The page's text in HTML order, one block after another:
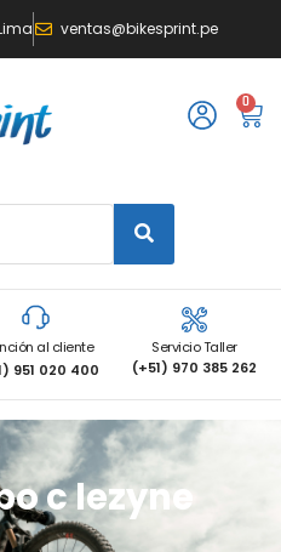
ventas@bikesprint.pe
0
al cliente
951 020 400
Servicio Taller
(+51) 970 385 262
c lezyne